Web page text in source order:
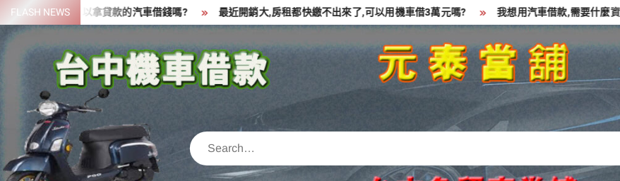
Skip
to
content
FLASH NEWS
筆資金,可以拿貸款的汽車借錢嗎? 最近開銷大,房租都快繳不出來了,可以用機車借3萬元嗎? 我想用汽車借款,需要什麼資料呢?
Search